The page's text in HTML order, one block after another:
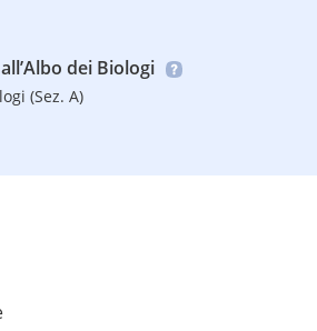
dei Biologi
(Sez. A)